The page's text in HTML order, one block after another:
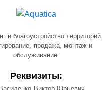
и благоустройство территорий.
продажа, монтаж и
обслуживание.
Реквизиты: